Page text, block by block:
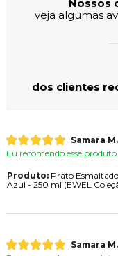
Nossos
veja algumas
dos clientes
Samara M.
Eu recomendo esse produto.
Produto:Prato
Azul - 250 ml (EWEL
Samara M.